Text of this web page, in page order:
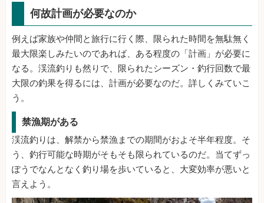
何故計画が必要なのか
例えば家族や仲間と旅行に行く際、限られた時間を無駄無く
最大限楽しみたいのであれば、ある程度の「計画」が必要に
なる。渓流釣りも然りで、限られたシーズン・釣行回数で最
大限の釣果を得るには、計画が必要なのだ。詳しくみていこ
う。
禁漁期がある
渓流釣りは、解禁から禁漁までの期間がおよそ半年程度。そ
う、釣行可能な時期がそもそも限られているのだ。当てずっ
ぽうでなんとなく釣り場を歩いていると、大変効率が悪いと
言えよう。